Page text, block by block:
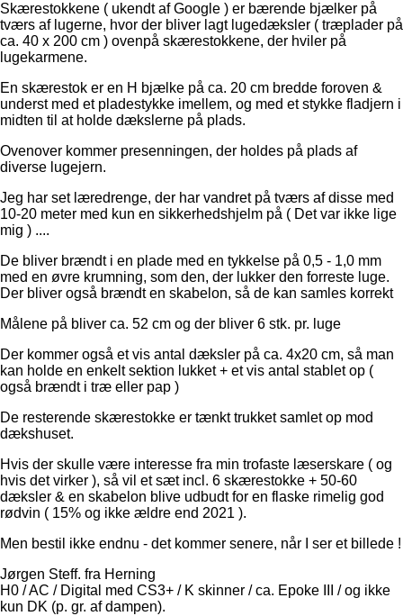
Skærestokkene ( ukendt af Google ) er bærende bjælker på
tværs af lugerne, hvor der bliver lagt lugedæksler ( træplader på
ca. 40 x 200 cm ) ovenpå skærestokkene, der hviler på
lugekarmene.
En skærestok er en H bjælke på ca. 20 cm bredde foroven &
underst med et pladestykke imellem, og med et stykke fladjern i
midten til at holde dækslerne på plads.
Ovenover kommer presenningen, der holdes på plads af
diverse lugejern.
Jeg har set læredrenge, der har vandret på tværs af disse med
10-20 meter med kun en sikkerhedshjelm på ( Det var ikke lige
mig ) ....
De bliver brændt i en plade med en tykkelse på 0,5 - 1,0 mm
med en øvre krumning, som den, der lukker den forreste luge.
Der bliver også brændt en skabelon, så de kan samles korrekt
Målene på bliver ca. 52 cm og der bliver 6 stk. pr. luge
Der kommer også et vis antal dæksler på ca. 4x20 cm, så man
kan holde en enkelt sektion lukket + et vis antal stablet op (
også brændt i træ eller pap )
De resterende skærestokke er tænkt trukket samlet op mod
dækshuset.
Hvis der skulle være interesse fra min trofaste læserskare ( og
hvis det virker ), så vil et sæt incl. 6 skærestokke + 50-60
dæksler & en skabelon blive udbudt for en flaske rimelig god
rødvin ( 15% og ikke ældre end 2021 ).
Men bestil ikke endnu - det kommer senere, når I ser et billede !
Jørgen Steff. fra Herning
H0 / AC / Digital med CS3+ / K skinner / ca. Epoke III / og ikke
kun DK (p. gr. af dampen).